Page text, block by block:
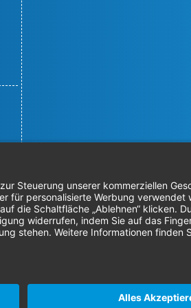
© 2026 Nordenta Handelsgesellschaft